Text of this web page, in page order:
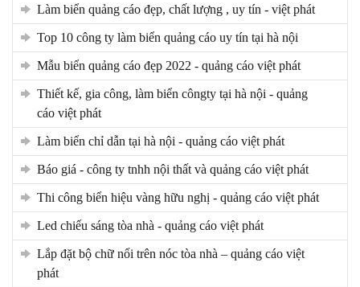
làm biển quảng cáo đẹp, chất lượng , uy tín - việt phát
top 10 công ty làm biển quảng cáo uy tín tại hà nội
mẫu biển quảng cáo đẹp 2022 - quảng cáo việt phát
thiết kế, gia công, làm biển côngty tại hà nội - quảng
cáo việt phát
làm biển chỉ dẫn tại hà nội - quảng cáo việt phát
báo giá - công ty tnhh nội thất và quảng cáo việt phát
thi công biển hiệu vàng hữu nghị - quảng cáo việt phát
led chiếu sáng tòa nhà - quảng cáo việt phát
lắp đặt bộ chữ nổi trên nóc tòa nhà – quảng cáo việt
phát